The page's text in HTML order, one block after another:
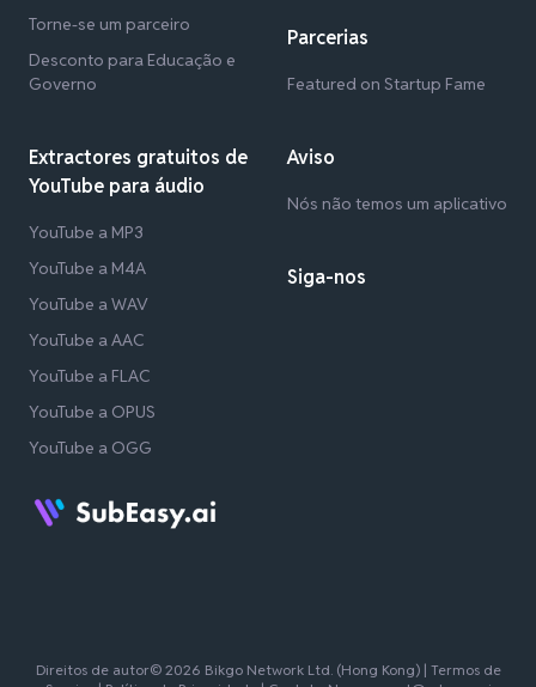
Torne-se um parceiro
Desconto para Educação e
Governo
Extractores gratuitos de
YouTube para áudio
YouTube a MP3
YouTube a M4A
YouTube a WAV
YouTube a AAC
YouTube a FLAC
YouTube a OPUS
YouTube a OGG
Parcerias
Featured on Startup Fame
Aviso
Nós não temos um aplicativo
Siga-nos
Direitos de autor© 2026 Bikgo Network Ltd. (Hong Kong) | Termos de